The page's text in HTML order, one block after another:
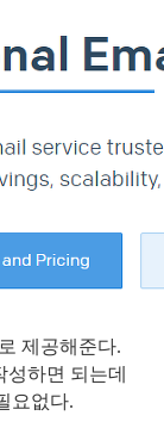
로 제공해준다.
하면 되는데
요없다.